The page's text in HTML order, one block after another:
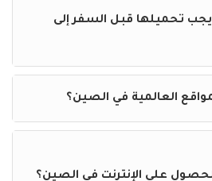
يجب تحميلها قبل السفر إلى
العالمية في الصين؟
على الإنترنت في الصين؟